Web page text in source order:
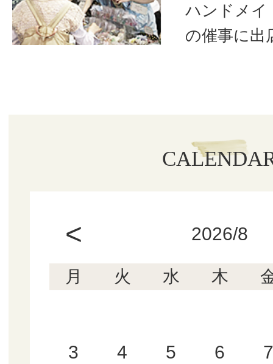
ハンドメイ
の催事に出
< 2026/8
月 火 水 木
3 4 5 6 7